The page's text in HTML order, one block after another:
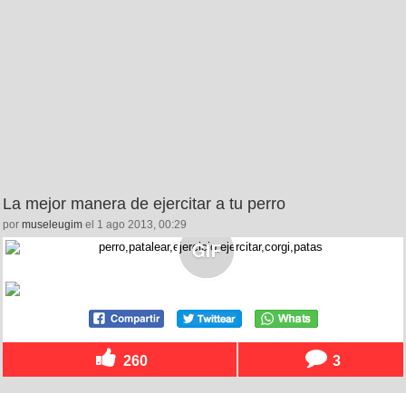
La mejor manera de ejercitar a tu perro
por museleugim el 1 ago 2013, 00:29
260 3